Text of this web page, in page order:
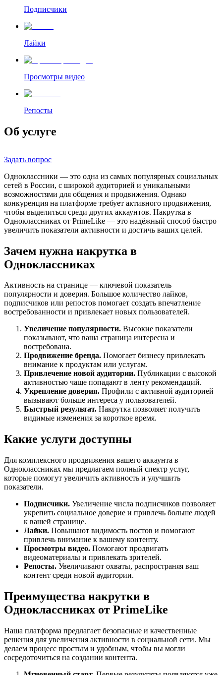
Подписчики
Лайки
Просмотры видео
Репосты
Об услуге
Задать вопрос
Одноклассники — это одна из самых популярных социальных
сетей в России, с широкой аудиторией и уникальными
возможностями для общения и продвижения. Однако
конкуренция на платформе требует активного продвижения,
чтобы выделиться среди других аккаунтов. Накрутка в
Одноклассниках от PrimeLike — это надёжный способ быстро
увеличить показатели активности и достичь ваших целей.
Зачем нужна накрутка в
Одноклассниках
Активность на странице — ключевой показатель
популярности и доверия. Большое количество лайков,
подписчиков или репостов помогает создать впечатление
востребованности и привлекает новых пользователей.
Увеличение популярности. Высокие показатели
показывают, что ваша страница интересна и
востребована.
Продвижение бренда. Помогает бизнесу привлекать
внимание к продуктам или услугам.
Привлечение новой аудитории. Публикации с высокой
активностью чаще попадают в ленту рекомендаций.
Укрепление доверия. Профили с активной аудиторией
вызывают больше интереса у пользователей.
Быстрый результат. Накрутка позволяет получить
видимые изменения за короткое время.
Какие услуги доступны
Для комплексного продвижения вашего аккаунта в
Одноклассниках мы предлагаем полный спектр услуг,
которые помогут увеличить активность и улучшить
показатели.
Подписчики. Увеличение числа подписчиков позволяет
укрепить социальное доверие и привлечь больше людей
к вашей странице.
Лайки. Повышают видимость постов и помогают
привлечь внимание к вашему контенту.
Просмотры видео. Помогают продвигать
видеоматериалы и привлекать зрителей.
Репосты. Увеличивают охваты, распространяя ваш
контент среди новой аудитории.
Преимущества накрутки в
Одноклассниках от PrimeLike
Наша платформа предлагает безопасные и качественные
решения для увеличения активности в социальной сети. Мы
делаем процесс простым и удобным, чтобы вы могли
сосредоточиться на создании контента.